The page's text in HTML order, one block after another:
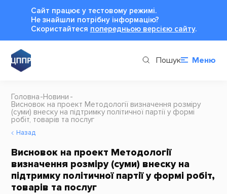
Сайт працює у тестовому режимі.
Не знайшли потрібну інформацію?
Cкористайтеся попередньою версією сайту.
Пошук Меню
Головна Новини
Висновок на проект Методології визначення розміру
(суми) внеску на підтримку політичної партії у формі
робіт, товарів та послуг
Назад
Висновок на проект Методології
визначення розміру (суми) внеску на
підтримку політичної партії у формі робіт,
товарів та послуг